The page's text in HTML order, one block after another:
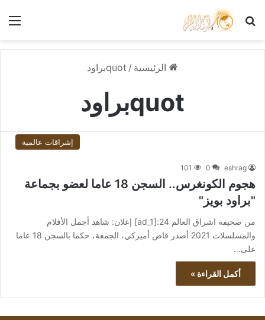
بحث عن
الرئيسية / quotبراود
quotبراود
إشراقات عالمية
eshrag
0
101
هجوم الكونغرس.. السجن 18 عاما لعضو بجماعة
"براود بويز"
من صحيفة اشراق العالم 24:[ad_1] إعلان: شاهد أجمل الأفلام
والمسلسلات 2021 أصدر قاض أميركي، الجمعة، حكما بالسجن 18 عاما
على…
أكمل القراءة »